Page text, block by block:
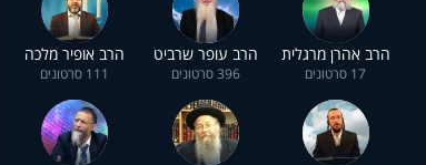
הרב אהרן מרגלית
17 סרטונים
הרב עופר שרביט
396 סרטונים
הרב אופיר מלכה
111 סרטונים